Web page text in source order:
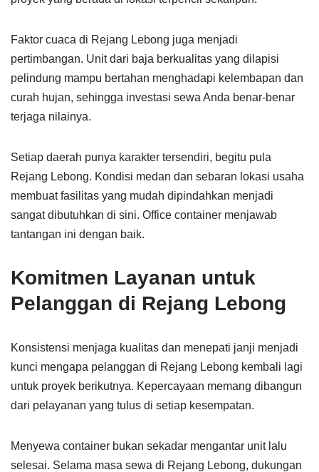
Faktor cuaca di Rejang Lebong juga menjadi
pertimbangan. Unit dari baja berkualitas yang dilapisi
pelindung mampu bertahan menghadapi kelembapan dan
curah hujan, sehingga investasi sewa Anda benar-benar
terjaga nilainya.
Setiap daerah punya karakter tersendiri, begitu pula
Rejang Lebong. Kondisi medan dan sebaran lokasi usaha
membuat fasilitas yang mudah dipindahkan menjadi
sangat dibutuhkan di sini. Office container menjawab
tantangan ini dengan baik.
Komitmen Layanan untuk
Pelanggan di Rejang Lebong
Konsistensi menjaga kualitas dan menepati janji menjadi
kunci mengapa pelanggan di Rejang Lebong kembali lagi
untuk proyek berikutnya. Kepercayaan memang dibangun
dari pelayanan yang tulus di setiap kesempatan.
Menyewa container bukan sekadar mengantar unit lalu
selesai. Selama masa sewa di Rejang Lebong, dukungan